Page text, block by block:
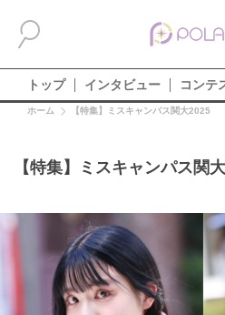
トップ インタビュー コンテ
ホーム 【特集】ミスキャンパス関大2025
【特集】ミスキャンパス関